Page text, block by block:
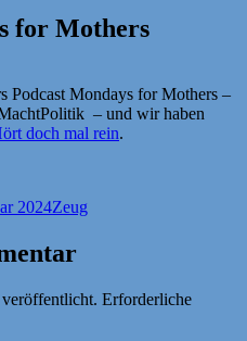
for Mothers
Podcast Mondays for Mothers –
– und wir haben
doch mal rein.
2024Kategorien
Zeug
Erforderliche